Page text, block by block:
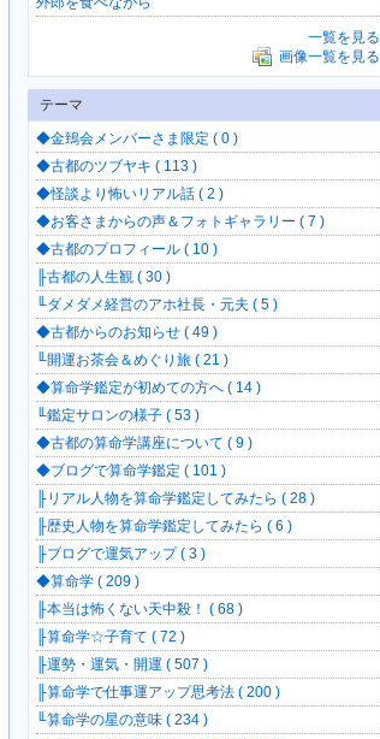
一覧を見る
画像一覧を見る
テーマ
◆金鵄会メンバーさま限定 ( 0 )
◆古都のツブヤキ ( 113 )
◆怪談より怖いリアル話 ( 2 )
◆お客さまからの声＆フォトギャラリー ( 7 )
◆古都のプロフィール ( 10 )
╟古都の人生観 ( 30 )
╙ダメダメ経営のアホ社長・元夫 ( 5 )
◆古都からのお知らせ ( 49 )
╙開運お茶会＆めぐり旅 ( 21 )
◆算命学鑑定が初めての方へ ( 14 )
╙鑑定サロンの様子 ( 53 )
◆古都の算命学講座について ( 9 )
◆ブログで算命学鑑定 ( 101 )
╟リアル人物を算命学鑑定してみたら ( 28 )
╟歴史人物を算命学鑑定してみたら ( 6 )
╟ブログで運気アップ ( 3 )
◆算命学 ( 209 )
╟本当は怖くない天中殺！ ( 68 )
╟算命学☆子育て ( 72 )
╟運勢・運気・開運 ( 507 )
╟算命学で仕事運アップ思考法 ( 200 )
╙算命学の星の意味 ( 234 )